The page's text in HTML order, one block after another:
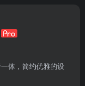
体，简约优雅的设